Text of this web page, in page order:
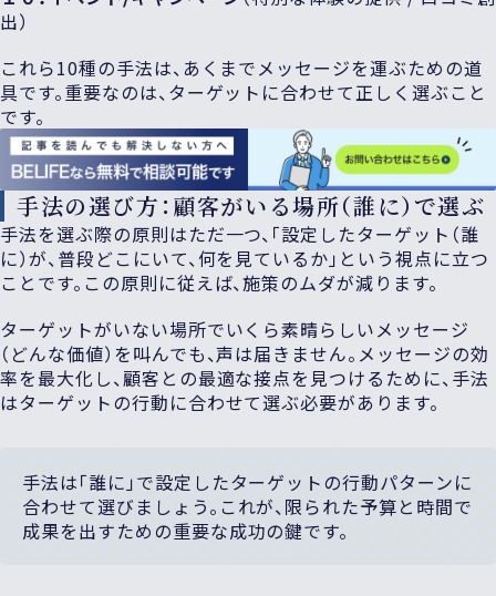
出）
これら10種の手法は、あくまでメッセージを運ぶための道
具です。重要なのは、ターゲットに合わせて正しく選ぶこと
です。
手法の選び方：顧客がいる場所（誰に）で選ぶ
手法を選ぶ際の原則はただ一つ、「設定したターゲット（誰
に）が、普段どこにいて、何を見ているか」という視点に立つ
ことです。この原則に従えば、施策のムダが減ります。
ターゲットがいない場所でいくら素晴らしいメッセージ
（どんな価値）を叫んでも、声は届きません。メッセージの効
率を最大化し、顧客との最適な接点を見つけるために、手法
はターゲットの行動に合わせて選ぶ必要があります。
手法は「誰に」で設定したターゲットの行動パターンに
合わせて選びましょう。これが、限られた予算と時間で
成果を出すための重要な成功の鍵です。